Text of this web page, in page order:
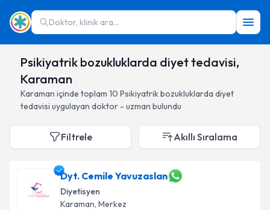
Doktor, klinik ara...
Psikiyatrik bozukluklarda diyet tedavisi,
Karaman
Karaman içinde toplam 10 Psikiyatrik bozukluklarda diyet
tedavisi uygulayan doktor - uzman bulundu
Filtrele Akıllı Sıralama
Dyt. Cemile Yavuzaslan
Diyetisyen
Karaman, Merkez